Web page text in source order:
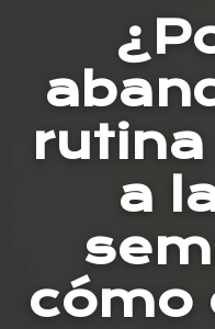
rutina
a
cómo